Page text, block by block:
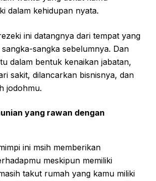
dalam kehidupan nyata.
ini datangnya dari tempat yang
sangka sebelumnya. Dan
dalam bentuk kenaikan jabatan,
sakit, dilancarkan bisnisnya, dan
jodohmu.
yang rawan dengan
ini msih memberikan
meskipun memiliki
takut rumah yang kamu miliki